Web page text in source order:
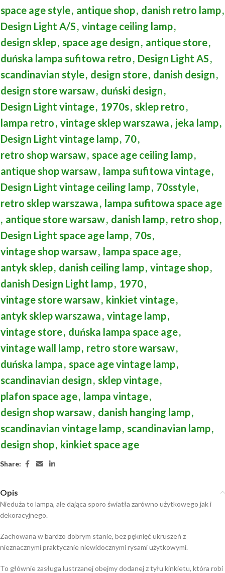
space age style, antique shop, danish retro lamp,
Design Light A/S, vintage ceiling lamp,
design sklep, space age design, antique store,
duńska lampa sufitowa retro, Design Light AS,
scandinavian style, design store, danish design,
design store warsaw, duński design,
Design Light vintage, 1970s, sklep retro,
lampa retro, vintage sklep warszawa, jeka lamp,
Design Light vintage lamp, 70,
retro shop warsaw, space age ceiling lamp,
antique shop warsaw, lampa sufitowa vintage,
Design Light vintage ceiling lamp, 70sstyle,
retro sklep warszawa, lampa sufitowa space age
, antique store warsaw, danish lamp, retro shop,
Design Light space age lamp, 70s,
vintage shop warsaw, lampa space age,
antyk sklep, danish ceiling lamp, vintage shop,
danish Design Light lamp, 1970,
vintage store warsaw, kinkiet vintage,
antyk sklep warszawa, vintage lamp,
vintage store, duńska lampa space age,
vintage wall lamp, retro store warsaw,
duńska lampa, space age vintage lamp,
scandinavian design, sklep vintage,
plafon space age, lampa vintage,
design shop warsaw, danish hanging lamp,
scandinavian vintage lamp, scandinavian lamp,
design shop, kinkiet space age
Share:
Opis
Nieduża to lampa, ale dająca sporo światła zarówno użytkowego jak i
dekoracyjnego.
Zachowana w bardzo dobrym stanie, bez pęknięć ukruszeń z
nieznacznymi praktycznie niewidocznymi rysami użytkowymi.
To głównie zasługa lustrzanej obejmy dodanej z tyłu kinkietu, która robi